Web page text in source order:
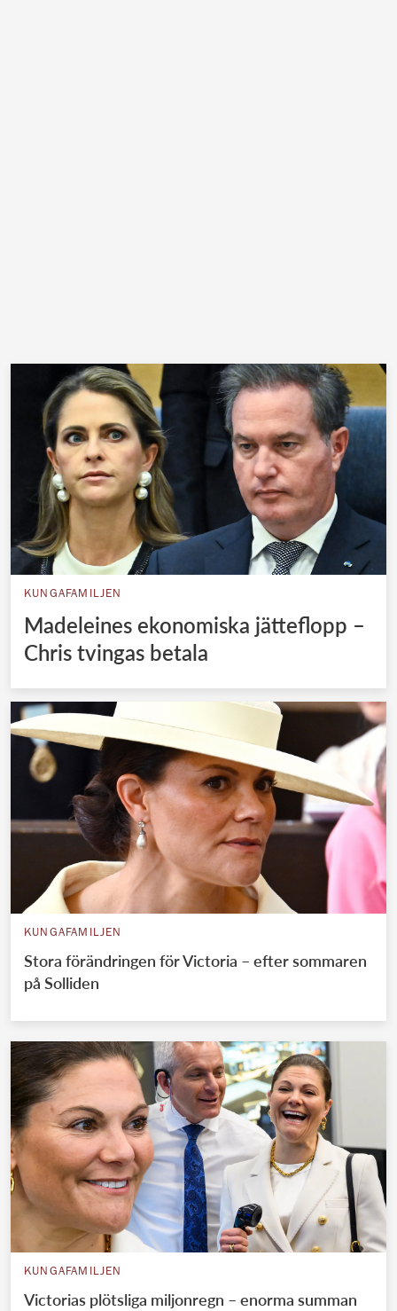
KUNGAFAMILJEN
Madeleines ekonomiska jätteflopp –
Chris tvingas betala
KUNGAFAMILJEN
Stora förändringen för Victoria – efter sommaren
på Solliden
KUNGAFAMILJEN
Victorias plötsliga miljonregn – enorma summan